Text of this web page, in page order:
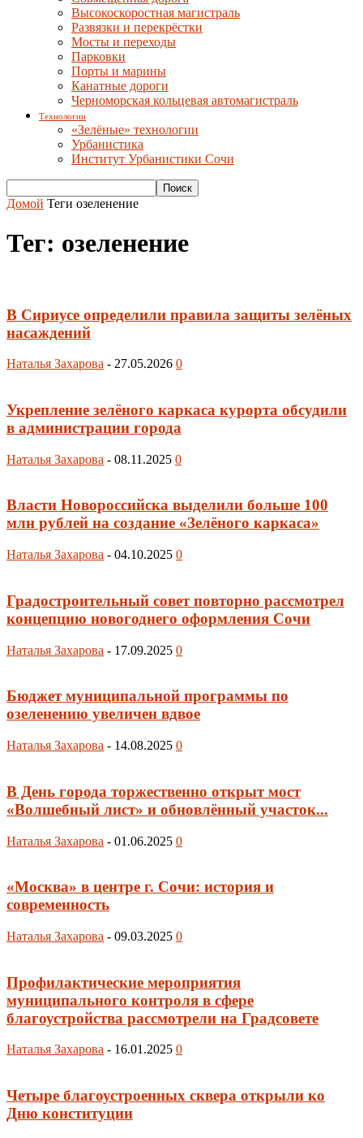
Высокоскоростная магистраль
Развязки и перекрёстки
Мосты и переходы
Парковки
Порты и марины
Канатные дороги
Черноморская кольцевая автомагистраль
Технологии
«Зелёные» технологии
Урбанистика
Институт Урбанистики Сочи
Домой Теги озеленение
Тег: озеленение
В Сириусе определили правила защиты зелёных
насаждений
Наталья Захарова - 27.05.2026 0
Укрепление зелёного каркаса курорта обсудили
в администрации города
Наталья Захарова - 08.11.2025 0
Власти Новороссийска выделили больше 100
млн рублей на создание «Зелёного каркаса»
Наталья Захарова - 04.10.2025 0
Градостроительный совет повторно рассмотрел
концепцию новогоднего оформления Сочи
Наталья Захарова - 17.09.2025 0
Бюджет муниципальной программы по
озеленению увеличен вдвое
Наталья Захарова - 14.08.2025 0
В День города торжественно открыт мост
«Волшебный лист» и обновлённый участок...
Наталья Захарова - 01.06.2025 0
«Москва» в центре г. Сочи: история и
современность
Наталья Захарова - 09.03.2025 0
Профилактические мероприятия
муниципального контроля в сфере
благоустройства рассмотрели на Градсовете
Наталья Захарова - 16.01.2025 0
Четыре благоустроенных сквера открыли ко
Дню конституции